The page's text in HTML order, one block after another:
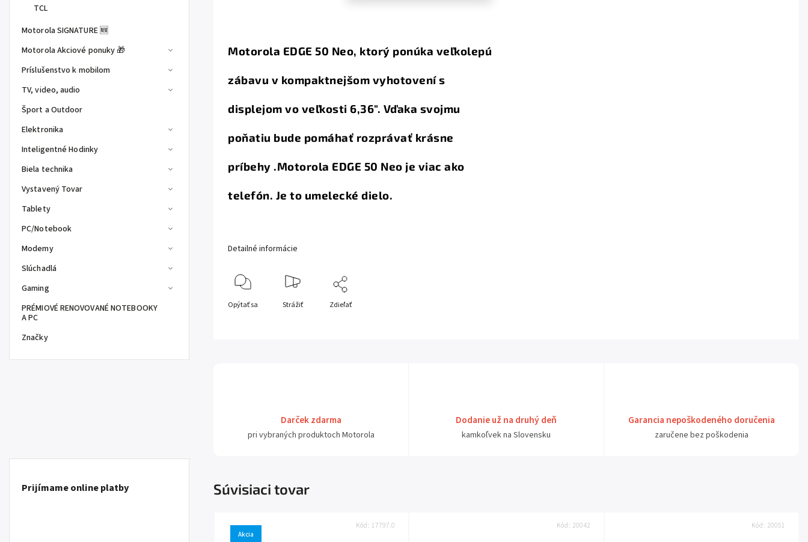
TCL
Motorola SIGNATURE 🆕
Motorola Akciové ponuky 🎁
Príslušenstvo k mobilom
TV, video, audio
Šport a Outdoor
Elektronika
Inteligentné Hodinky
Biela technika
Vystavený Tovar
Tablety
PC/Notebook
Modemy
Slúchadlá
Gaming
PRÉMIOVÉ RENOVOVANÉ NOTEBOOKY
A PC
Značky
Prijímame online platby
Motorola EDGE 50 Neo, ktorý ponúka veľkolepú
zábavu v kompaktnejšom vyhotovení s
displejom vo veľkosti 6,36". Vďaka svojmu
poňatiu bude pomáhať rozprávať krásne
príbehy .Motorola EDGE 50 Neo je viac ako
telefón. Je to umelecké dielo.
Detailné informácie
Opýtať sa Strážiť Zdieľať
Darček zdarma
pri vybraných produktoch Motorola
Dodanie už na druhý deň
kamkoľvek na Slovensku
Garancia nepoškodeného doručenia
zaručene bez poškodenia
Súvisiaci tovar
Akcia
Kód: 17797.0 Kód: 20042 Kód: 20051